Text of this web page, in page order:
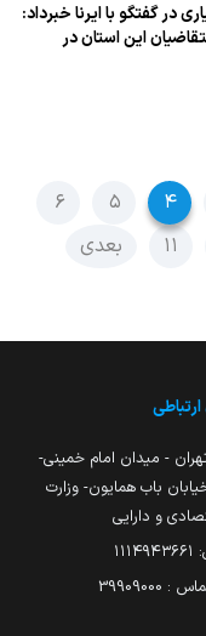
در گفتگو با ایرنا خبرداد:
متقاضیان این استان در
۴ ۵
۶
۱۱ بعدی
- میدان امام خمینی-
باب همایون- وزارت
و دارایی